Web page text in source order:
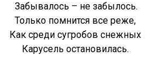
Забывалось – не забылось.
Только помнится все реже,
Как среди сугробов снежных
Карусель остановилась.